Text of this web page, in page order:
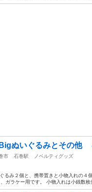
ぬいぐるみとその他
市 石巻駅
ノベルティグッズ
るみ２個と、携帯置きと小物入れの４
ガラケー用です。 小物入れは小銭数枚